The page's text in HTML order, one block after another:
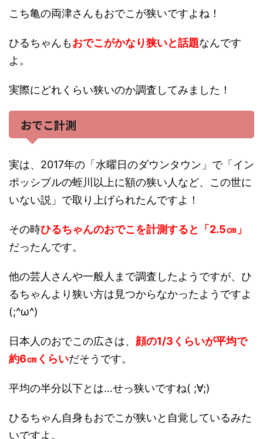
こち亀の両津さんもおでこが狭いですよね！
ひるちゃんもおでこがかなり狭いと話題なんです
よ。
実際にどれくらい狭いのか調査してみました！
おでこ計測
実は、2017年の「水曜日のダウンタウン」で「イン
ポッシブルの蛭川以上に額の狭い人など、この世に
いない説」で取り上げられたんですよ！
その時ひるちゃんのおでこを計測すると「2.5㎝」
だったんです。
他の芸人さんや一般人まで調査したようですが、ひ
るちゃんより狭い方は見つからなかったようですよ
(;^ω^)
日本人のおでこの広さは、 顔の1/3くらいが平均で
約6㎝くらいだそうです。
平均の半分以下とは…せっ狭いですね( ;∀;)
ひるちゃん自身もおでこが狭いと自覚しているみた
いですよ。